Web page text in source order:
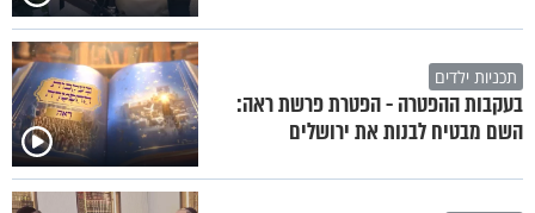
תכניות ילדים
בעקבות ההפטרה - הפטרת פרשת ראה:
השם מבטיח לבנות את ירושלים